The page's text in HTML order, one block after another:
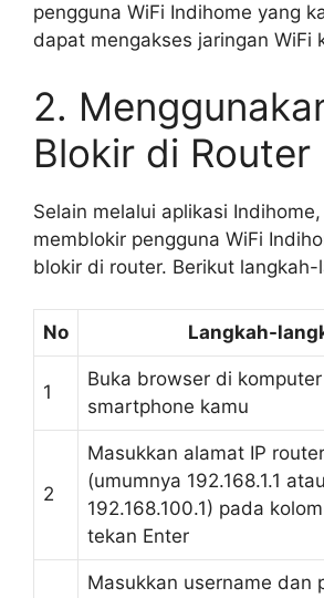
pengguna WiFi Indihome yang
dapat mengakses jaringan WiFi
2.
Blokir di Router
Selain melalui aplikasi
memblokir pengguna WiFi
blokir di router. Berikut langkah-
No Langkah-
1
Buka browser di
smartphone kamu
2
Masukkan alamat IP
(umumnya 192.168.1.1 atau
192.168.100.1) pada
tekan Enter
Masukkan username dan